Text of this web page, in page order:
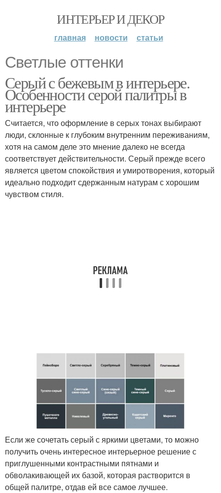
ИНТЕРЬЕР И ДЕКОР
главная новости статьи
Светлые оттенки
Серый с бежевым в интерьере.
Особенности серой палитры в
интерьере
Считается, что оформление в серых тонах выбирают
люди, склонные к глубоким внутренним переживаниям,
хотя на самом деле это мнение далеко не всегда
соответствует действительности. Серый прежде всего
является цветом спокойствия и умиротворения, который
идеально подходит сдержанным натурам с хорошим
чувством стиля.
Если же сочетать серый с яркими цветами, то можно
получить очень интересное интерьерное решение с
приглушенными контрастными пятнами и
обволакивающей их базой, которая растворится в
общей палитре, отдав ей все самое лучшее.